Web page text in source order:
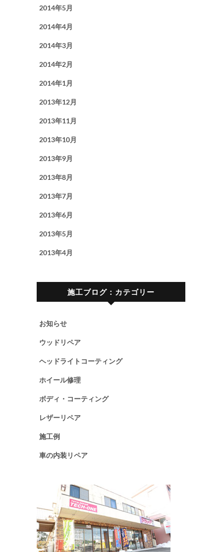
2014年5月
2014年4月
2014年3月
2014年2月
2014年1月
2013年12月
2013年11月
2013年10月
2013年9月
2013年8月
2013年7月
2013年6月
2013年5月
2013年4月
施工ブログ：カテゴリー
お知らせ
ウッドリペア
ヘッドライトコーティング
ホイール修理
ボディ・コーティング
レザーリペア
施工例
車の内装リペア